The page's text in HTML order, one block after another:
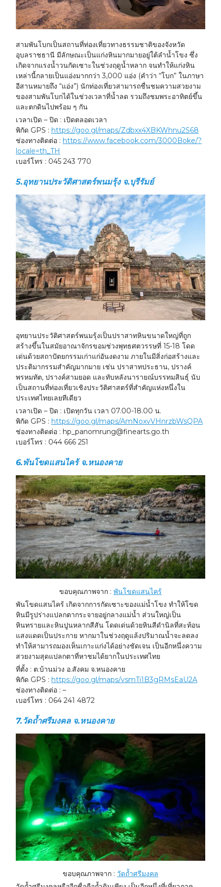
สามพันโบกเป็นสถานที่ท่องเที่ยวทางธรรมชาติของจังหวัด
อุบลราชธานี มีลักษณะเป็นแก่งหินมากมายอยู่ใต้ลำน้ำโขง ซึ่ง
เกิดจากแรงน้ำวนกัดเซาะในช่วงฤดูน้ำหลาก จนทำให้แก่งหิน
เหล่านี้กลายเป็นแอ่งมากกว่า 3,000 แอ่ง (คำว่า “โบก” ในภาษา
อีสานหมายถึง “แอ่ง”) นักท่องเที่ยวสามารถชื่นชมความสวยงาม
ของสามพันโบกได้ในช่วงเวลาที่น้ำลด รวมถึงชมพระอาทิตย์ขึ้น
และตกดินไปพร้อม ๆ กัน
เวลาเปิด – ปิด : เปิดตลอดเวลา
พิกัด GPS : https://goo.gl/maps/Zdbxx4XBKWhnu2S68
ช่องทางติดต่อ : https://www.facebook.com/3000Boke/?
locale=th_TH
เบอร์โทร : 045 243 770
5.อุทยานประวัติศาสตร์พนมรุ้ง จ.บุรีรัมย์
อุทยานประวัติศาสตร์พนมรุ้งเป็นปราสาทหินขนาดใหญ่ที่ถูก
สร้างขึ้นในสมัยอาณาจักรขอมช่วงพุทธศตวรรษที่ 15-18 โดด
เด่นด้วยสถาปัตยกรรมเก่าแก่อันงดงาม ภายในมีสิ่งก่อสร้างและ
ประติมากรรมสำคัญมากมาย เช่น ปราสาทประธาน, ปรางค์
พรหมทัต, ปรางค์สามยอด และทับหลังนารายณ์บรรทมสินธุ์ นับ
เป็นสถานที่ท่องเที่ยวเชิงประวัติศาสตร์ที่สำคัญแห่งหนึ่งใน
ประเทศไทยเลยทีเดียว
เวลาเปิด – ปิด : เปิดทุกวัน เวลา 07.00-18.00 น.
พิกัด GPS : https://goo.gl/maps/AmNoxvVHnrzbWsQPA
ช่องทางติดต่อ : hp_panomrung@finearts.go.th
เบอร์โทร : 044 666 251
6.พันโขดแสนไคร้ จ.หนองคาย
ขอบคุณภาพจาก : พันโขดแสนไคร้
พันโขดแสนไคร้ เกิดจากการกัดเซาะของแม่น้ำโขง ทำให้โขด
หินมีรูปร่างแปลกตากระจายอยู่กลางแม่น้ำ ส่วนใหญ่เป็น
หินทรายและหินปูนหลากสีสัน โดดเด่นด้วยหินสีดำนิลที่สะท้อน
แสงแดดเป็นประกาย หากมาในช่วงฤดูแล้งปริมาณน้ำจะลดลง
ทำให้สามารถมองเห็นเกาะแก่งได้อย่างชัดเจน เป็นอีกหนึ่งความ
สวยงามสุดแปลกตาที่หาชมได้ยากในประเทศไทย
ที่ตั้ง : ต.บ้านม่วง อ.สังคม จ.หนองคาย
พิกัด GPS : https://goo.gl/maps/vsmTi1B3gRMsEaU2A
ช่องทางติดต่อ : –
เบอร์โทร : 064 241 4872
7.วัดถ้ำศรีมงคล จ.หนองคาย
ขอบคุณภาพจาก : วัดถ้ำศรีมงคล